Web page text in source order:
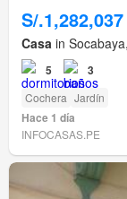
S/.1,282,037
Casa in
5 3
Cochera Jardín
Hace 1 día
INFOCASAS.PE